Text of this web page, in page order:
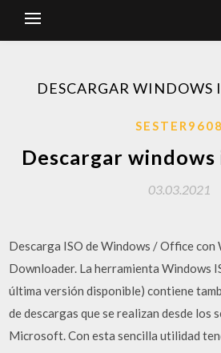
DESCARGAR WINDOWS
SESTER9608
Descargar windows
03.03.2021
Descarga ISO de Windows / Office con
Downloader. La herramienta Windows
última versión disponible) contiene
de descargas que se realizan desde los
Microsoft. Con esta sencilla utilidad